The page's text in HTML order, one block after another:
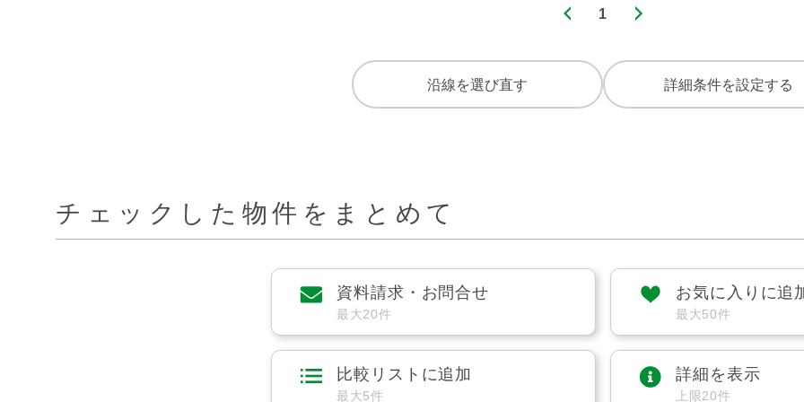
1
沿線を選び直す 詳細条件を設定する
チェックした物件をまとめて
資料請求・お問合せ
最大20件
お気に入りに追
最大50件
比較リストに追加
最大5件
詳細を表示
上限20件